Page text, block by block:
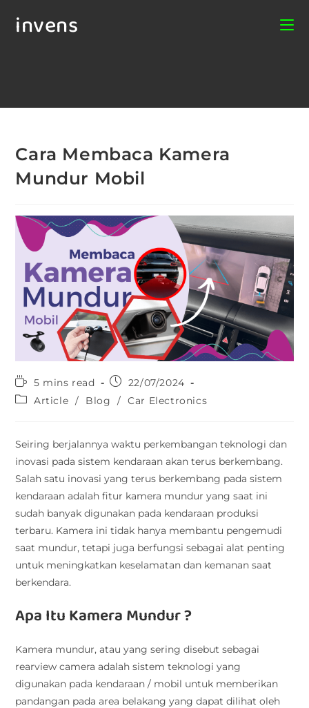
invens
Cara Membaca Kamera
Mundur Mobil
5 mins read
22/07/2024
Article / Blog / Car Electronics
Seiring berjalannya waktu perkembangan teknologi dan
inovasi pada sistem kendaraan akan terus berkembang.
Salah satu inovasi yang terus berkembang pada sistem
kendaraan adalah fitur kamera mundur yang saat ini
sudah banyak digunakan pada kendaraan produksi
terbaru. Kamera ini tidak hanya membantu pengemudi
saat mundur, tetapi juga berfungsi sebagai alat penting
untuk meningkatkan keselamatan dan kemanan saat
berkendara.
Apa Itu Kamera Mundur ?
Kamera mundur, atau yang sering disebut sebagai
rearview camera adalah sistem teknologi yang
digunakan pada kendaraan / mobil untuk memberikan
pandangan pada area belakang yang dapat dilihat oleh